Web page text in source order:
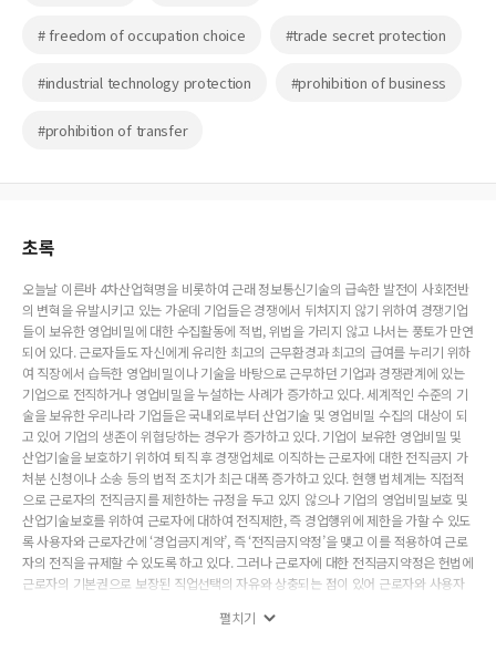
# freedom of occupation choice #trade secret protection
#industrial technology protection #prohibition of business
#prohibition of transfer
초록
오늘날 이른바 4차산업혁명을 비롯하여 근래 정보통신기술의 급속한 발전이 사회전반
의 변혁을 유발시키고 있는 가운데 기업들은 경쟁에서 뒤처지지 않기 위하여 경쟁기업
들이 보유한 영업비밀에 대한 수집활동에 적법, 위법을 가리지 않고 나서는 풍토가 만연
되어 있다. 근로자들도 자신에게 유리한 최고의 근무환경과 최고의 급여를 누리기 위하
여 직장에서 습득한 영업비밀이나 기술을 바탕으로 근무하던 기업과 경쟁관계에 있는
기업으로 전직하거나 영업비밀을 누설하는 사례가 증가하고 있다. 세계적인 수준의 기
술을 보유한 우리나라 기업들은 국내외로부터 산업기술 및 영업비밀 수집의 대상이 되
고 있어 기업의 생존이 위협당하는 경우가 증가하고 있다. 기업이 보유한 영업비밀 및
산업기술을 보호하기 위하여 퇴직 후 경쟁업체로 이직하는 근로자에 대한 전직금지 가
처분 신청이나 소송 등의 법적 조치가 최근 대폭 증가하고 있다. 현행 법체계는 직접적
으로 근로자의 전직금지를 제한하는 규정을 두고 있지 않으나 기업의 영업비밀보호 및
산업기술보호를 위하여 근로자에 대하여 전직제한, 즉 경업행위에 제한을 가할 수 있도
록 사용자와 근로자간에 ‘경업금지계약’, 즉 ‘전직금지약정’을 맺고 이를 적용하여 근로
자의 전직을 규제할 수 있도록 하고 있다. 그러나 근로자에 대한 전직금지약정은 헌법에
근로자의 기본권으로 보장된 직업선택의 자유와 상충되는 점이 있어 근로자와 사용자
펼치기